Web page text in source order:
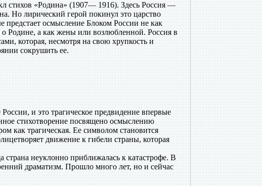
стихов «Родина» (1907— 1916). Здесь Россия —
Но лирический герой покинул это царство
осмысление Блоком России не как
Родине, а как жены или возлюбленной. Россия в
которая, несмотря на свою хрупкость и
сокрушить ее.
и это трагическое предвидение впервые
стихотворение посвящено осмыслению
как трагическая. Ее символом становится
движение к гибели страны, которая
неуклонно приближалась к катастрофе. В
драматизм. Прошло много лет, но и сейчас